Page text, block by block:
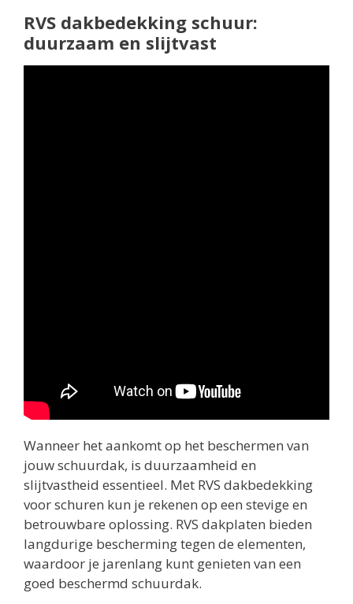
RVS dakbedekking schuur:
duurzaam en slijtvast
Wanneer het aankomt op het beschermen van
jouw schuurdak, is duurzaamheid en
slijtvastheid essentieel. Met RVS dakbedekking
voor schuren kun je rekenen op een stevige en
betrouwbare oplossing. RVS dakplaten bieden
langdurige bescherming tegen de elementen,
waardoor je jarenlang kunt genieten van een
goed beschermd schuurdak.